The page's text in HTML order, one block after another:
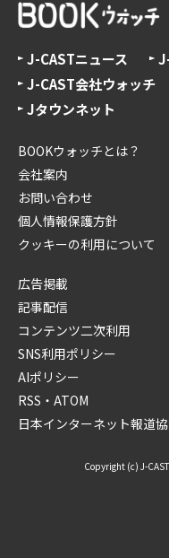
J-CASTニュース
J-CAST会社ウォッチ
Jタウンネット
BOOKウォッチとは？
会社案内
お問い合わせ
個人情報保護方針
クッキーの利用について
広告掲載
記事配信
コンテンツ二次利用
SNS利用ポリシー
AIポリシー
RSS・ATOM
日本インターネット報道
Copyright (c) J-